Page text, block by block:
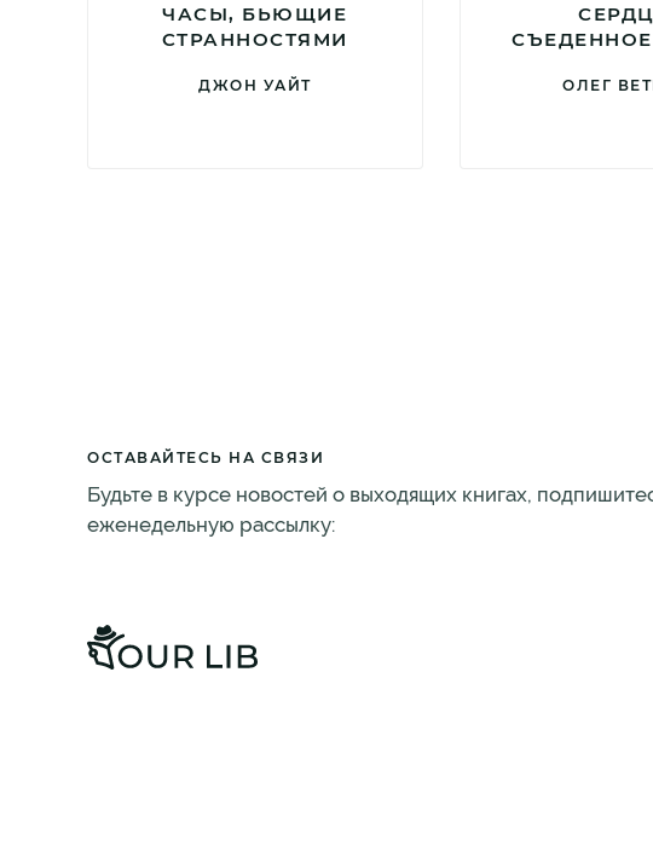
ЧАСЫ, БЬЮЩИЕ
СТРАННОСТЯМИ
ДЖОН УАЙТ ОЛЕГ
ОСТАВАЙТЕСЬ НА СВЯЗИ
Будьте в курсе новостей о выходящих книгах,
еженедельную рассылку: